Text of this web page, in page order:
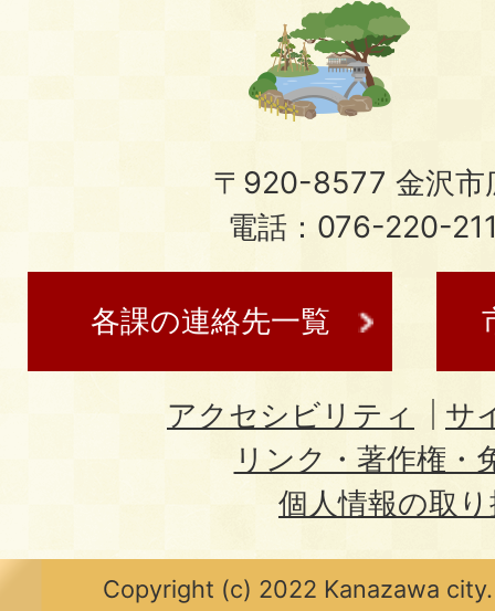
〒920-8577 金沢市
電話：076-220-
各課の連絡先一覧
アクセシビリティ
サ
リンク・著作権・
個人情報の取
Copyright (c) 2022 Kanazawa